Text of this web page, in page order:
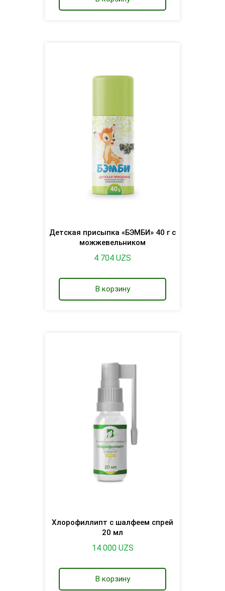
Детская присыпка «БЭМБИ» 40 г с
можжевельником
4 704 UZS
В корзину
Хлорофиллипт с шалфеем спрей
20 мл
14 000 UZS
В корзину